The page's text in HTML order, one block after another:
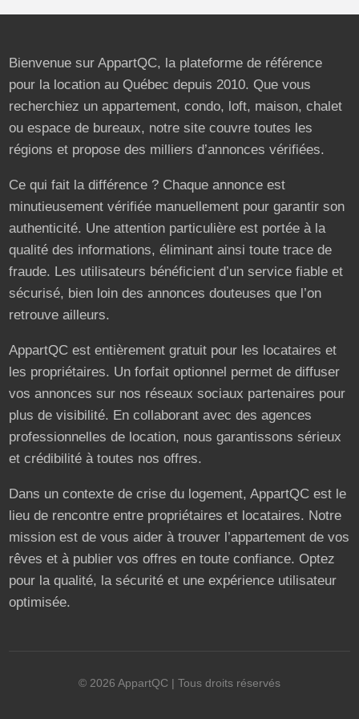
Bienvenue sur AppartQC, la plateforme de référence
pour la location au Québec depuis 2010. Que vous
recherchiez un appartement, condo, loft, maison, chalet
ou espace de bureaux, notre site couvre toutes les
régions et propose des milliers d’annonces vérifiées.
Ce qui fait la différence ? Chaque annonce est
minutieusement vérifiée manuellement pour garantir son
authenticité. Une attention particulière est portée à la
qualité des informations, éliminant ainsi toute trace de
fraude. Les utilisateurs bénéficient d’un service fiable et
sécurisé, bien loin des annonces douteuses que l’on
retrouve ailleurs.
AppartQC est entièrement gratuit pour les locataires et
les propriétaires. Un forfait optionnel permet de diffuser
vos annonces sur nos réseaux sociaux partenaires pour
plus de visibilité. En collaborant avec des agences
professionnelles de location, nous garantissons sérieux
et crédibilité à toutes nos offres.
Dans un contexte de crise du logement, AppartQC est le
lieu de rencontre entre propriétaires et locataires. Notre
mission est de vous aider à trouver l’appartement de vos
rêves et à publier vos offres en toute confiance. Optez
pour la qualité, la sécurité et une expérience utilisateur
optimisée.
© 2026 AppartQC | Tous droits réservés